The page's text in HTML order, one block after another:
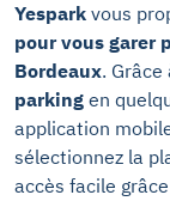
Yespark vous
pour vous garer
Bordeaux.
parking en
application
sélectionnez la
accès facile